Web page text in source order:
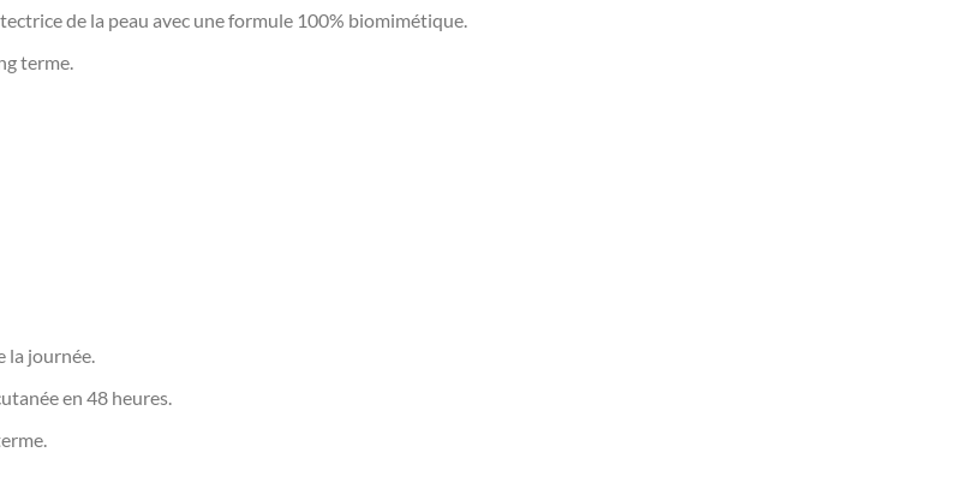
de la peau avec une formule 100% biomimétique.
terme.
la journée.
en 48 heures.